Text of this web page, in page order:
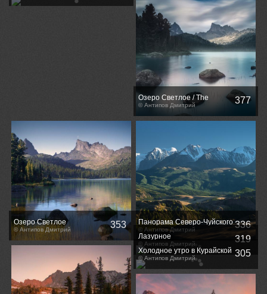
Озеро Светлое / The
Svetloe Lake
© Антипов Дмитрий 377
Озеро Светлое
© Антипов Дмитрий 353
Панорама Северо-Чуйского
хребта / View of the North-
Chuya ridge
© Антипов Дмитрий 336
Лазурное
© Антипов Дмитрий 319
Холодное утро в Курайской
степи / Cold morning in the
Kurai steppe.
© Антипов Дмитрий 305